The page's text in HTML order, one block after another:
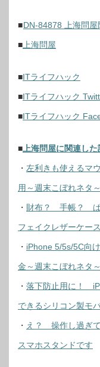
■DN-84878 上海問屋
■上海問屋
■ITライフハック
■ITライフハック
■ITライフハック
■上海問屋に関連した
・ 左利きも使えるマ
用～週末こぼれネタ～
・ 財布？ 手帳？ ぱ
フェイクレザーケース
・ iPhone 5/5s/5C向
金～週末こぼれネタ～
・ 落下防止用に！
できるシリコン製モ
・ え？ 操作し過ぎ
スマホスタンドです